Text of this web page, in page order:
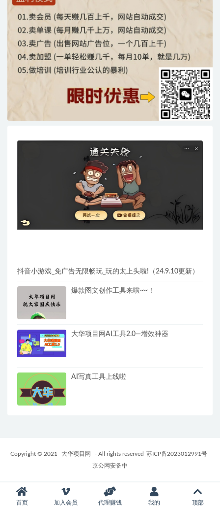
抖音小游戏_免广告无限畅玩_玩的太上头啦!（24.9.10更新）
爆款图文创作工具来啦~~！
大华项目网AI工具2.0—增效神器
AI写真工具上线啦
Copyright © 2021 大华项目网 - All rights reserved 苏ICP备2023012991号
京公网安备中
首页 加入会员 代理赚钱 我的 顶部